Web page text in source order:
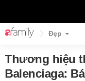
Đẹp
Thương hiệu
Balenciaga: